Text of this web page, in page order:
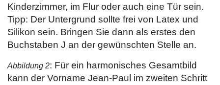
Kinderzimmer, im Flur oder auch eine Tür sein.
Tipp: Der Untergrund sollte frei von Latex und
Silikon sein. Bringen Sie dann als erstes den
Buchstaben J an der gewünschten Stelle an.
Abbildung 2: Für ein harmonisches Gesamtbild
kann der Vorname Jean-Paul im zweiten Schritt